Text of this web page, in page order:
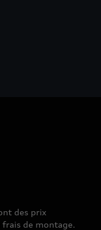
des prix
frais de montage.